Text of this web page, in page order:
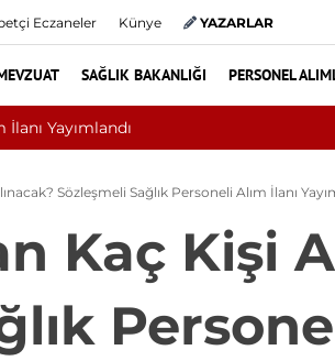
Eczaneler Künye YAZARLAR
SAĞLIK BAKANLIĞI PERSONEL
Nükleoplasti mi, Ameliyat mı?
Sözleşmeli Sağlık Personeli Alım İlanı
Kaç Kişi